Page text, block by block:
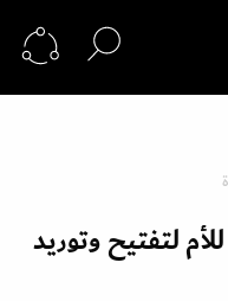
لتفتيح وتوريد